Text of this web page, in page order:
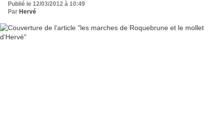
Publié le 12/03/2012 à 10:49
Par Hervé